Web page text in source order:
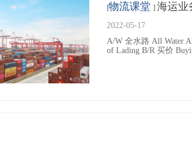
[物流课堂 ] 海运业
2022-05-17
A/W 全水路 All Water
of Lading B/R 买价